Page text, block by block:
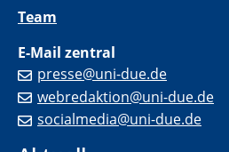
Team
E-Mail zentral
presse@uni-due.de
webredaktion@uni-due.de
socialmedia@uni-due.de